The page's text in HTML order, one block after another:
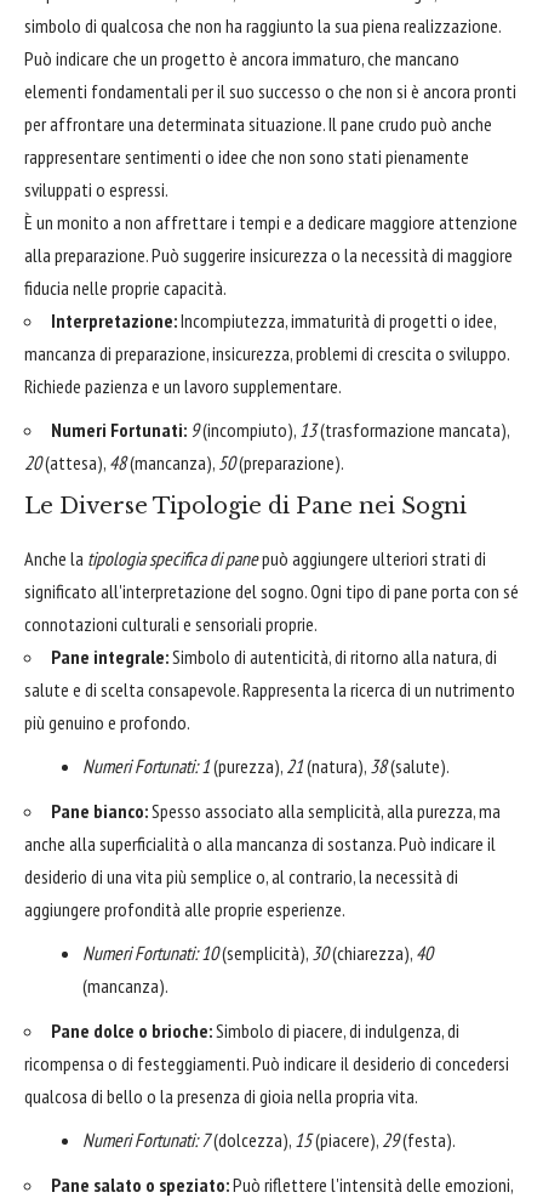
simbolo di qualcosa che non ha raggiunto la sua piena realizzazione.
Può indicare che un progetto è ancora immaturo, che mancano
elementi fondamentali per il suo successo o che non si è ancora pronti
per affrontare una determinata situazione. Il pane crudo può anche
rappresentare sentimenti o idee che non sono stati pienamente
sviluppati o espressi.
È un monito a non affrettare i tempi e a dedicare maggiore attenzione
alla preparazione. Può suggerire insicurezza o la necessità di maggiore
fiducia nelle proprie capacità.
Interpretazione:Incompiutezza, immaturità di progetti o idee,
mancanza di preparazione, insicurezza, problemi di crescita o sviluppo.
Richiede pazienza e un lavoro supplementare.
Numeri Fortunati: 9(incompiuto), 13(trasformazione mancata),
20(attesa), 48(mancanza), 50(preparazione).
Le Diverse Tipologie di Pane nei Sogni
Anche la tipologia specifica di panepuò aggiungere ulteriori strati di
significato all'interpretazione del sogno. Ogni tipo di pane porta con sé
connotazioni culturali e sensoriali proprie.
Pane integrale:Simbolo di autenticità, di ritorno alla natura, di
salute e di scelta consapevole. Rappresenta la ricerca di un nutrimento
più genuino e profondo.
Numeri Fortunati: 1(purezza), 21(natura), 38(salute).
Pane bianco:Spesso associato alla semplicità, alla purezza, ma
anche alla superficialità o alla mancanza di sostanza. Può indicare il
desiderio di una vita più semplice o, al contrario, la necessità di
aggiungere profondità alle proprie esperienze.
Numeri Fortunati: 10(semplicità), 30(chiarezza), 40
(mancanza).
Pane dolce o brioche:Simbolo di piacere, di indulgenza, di
ricompensa o di festeggiamenti. Può indicare il desiderio di concedersi
qualcosa di bello o la presenza di gioia nella propria vita.
Numeri Fortunati: 7(dolcezza), 15(piacere), 29(festa).
Pane salato o speziato:Può riflettere l'intensità delle emozioni,